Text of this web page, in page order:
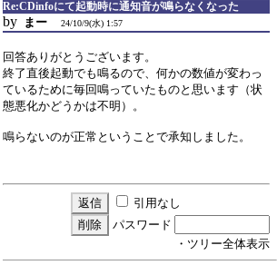
Re:CDinfoにて起動時に通知音が鳴らなくなった
by まー 24/10/9(水) 1:57
回答ありがとうございます。
終了直後起動でも鳴るので、何かの数値が変わっ
ているために毎回鳴っていたものと思います（状
態悪化かどうかは不明）。
鳴らないのが正常ということで承知しました。
引用なし
パスワード
・ツリー全体表示